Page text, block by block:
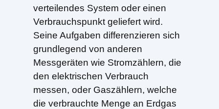
verteilendes System oder einen
Verbrauchspunkt geliefert wird.
Seine Aufgaben differenzieren sich
grundlegend von anderen
Messgeräten wie Stromzählern, die
den elektrischen Verbrauch
messen, oder Gaszählern, welche
die verbrauchte Menge an Erdgas